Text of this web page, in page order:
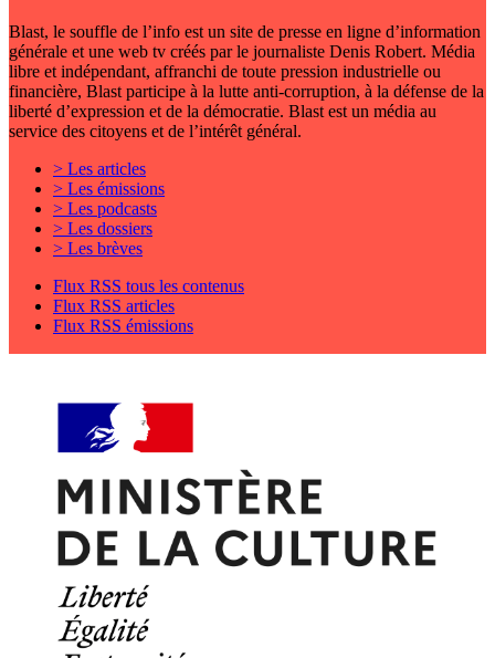
Blast, le souffle de l’info est un site de presse en ligne d’information
générale et une web tv créés par le journaliste Denis Robert. Média
libre et indépendant, affranchi de toute pression industrielle ou
financière, Blast participe à la lutte anti-corruption, à la défense de la
liberté d’expression et de la démocratie. Blast est un média au
service des citoyens et de l’intérêt général.
> Les articles
> Les émissions
> Les podcasts
> Les dossiers
> Les brèves
Flux RSS tous les contenus
Flux RSS articles
Flux RSS émissions